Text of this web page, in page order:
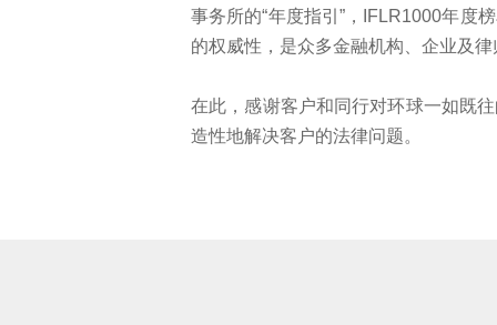
事务所的“年度指引”，IFLR1000年度
的权威性，是众多金融机构、企业及
在此，感谢客户和同行对环球一如既
造性地解决客户的法律问题。